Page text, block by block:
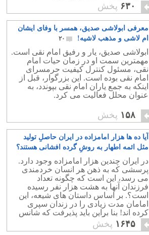
۶۳۰ پخش
معرفی ابولاشی صدیق، همسر با وفای ایشان
ام لاشی و مذهب لاشیه!
۲۰
ابولاشی صدیق، یار و رفیق امام نقی است.
مهمترین سمت او در زمان حیات امام
نقی، مسئول کنترل کیفیت حرمسرای
امام نقی بوده است. این بزرگوار، قبل از
اینکه به جمع یاران امام نقی بپوندد، به
عنوان محلل فعالیت می کرد.
۱۵۸ پخش
آیا ده ها هزار امامزاده در ایران حاصلِ تولید
مثل ائمه اطهار به روشِ گرده افشانی هستند؟
۱۹
در ایران چندین هزار امامزاده وجود دارد.
پرسشی که به ذهن هر انسان خردمندی
می رسد، این است که چگونه تعداد
فرزندان آنها به هشت هزار نفر رسیده
است؟. بر اساس داستان های شیعه، این
امامان مدت زیادی را در زندان سپری
کرده اند! بنا براین باید پذیرفت که شانس
بچه دار شدن آنان در حد نود درصد کاهش
می یافته است!
۱۶۴۵ پخش